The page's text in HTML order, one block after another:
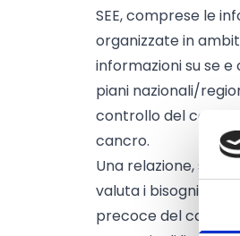
SEE, comprese le
organizzate in
informazioni su se
piani nazionali/
controllo del
cancro.
Una relazione,
valuta i bisogni
precoce del cancro